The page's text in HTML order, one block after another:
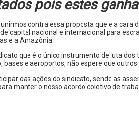
pois estes
contra essa proposta que é a cara
capital nacional e internacional para
e a Amazônia.
que é o único instrumento de luta
bases e aeroportos, não espere que
das ações do sindicato, sendo as
manter o nosso acordo coletivo de